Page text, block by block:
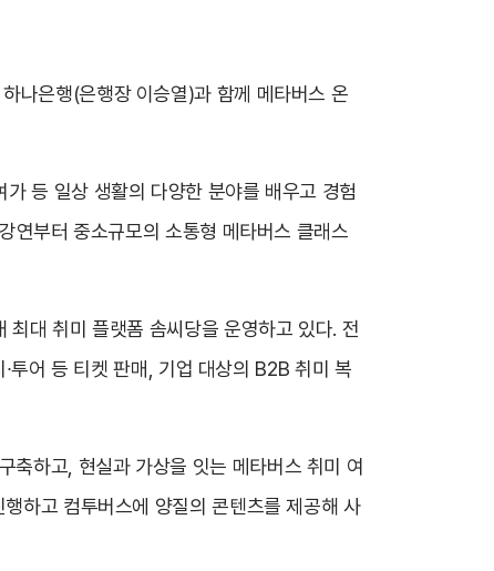
나은행(은행장 이승열)과 함께 메타버스 온
등 일상 생활의 다양한 분야를 배우고 경험
연부터 중소규모의 소통형 메타버스 클래스
대 취미 플랫폼 솜씨당을 운영하고 있다. 전
투어 등 티켓 판매, 기업 대상의 B2B 취미 복
축하고, 현실과 가상을 잇는 메타버스 취미 여
하고 컴투버스에 양질의 콘텐츠를 제공해 사